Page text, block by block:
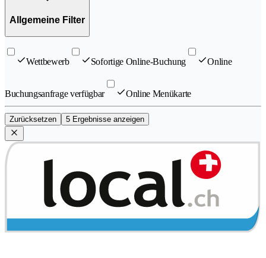
Allgemeine Filter
Wettbewerb Sofortige Online-Buchung Online
Buchungsanfrage verfügbar Online Menükarte
Zurücksetzen 5 Ergebnisse anzeigen